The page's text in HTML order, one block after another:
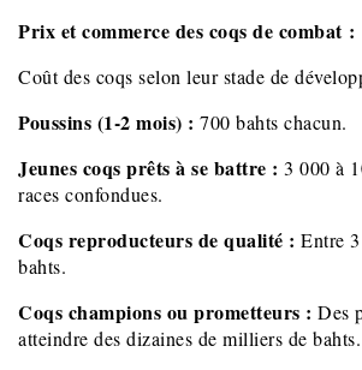
Prix et commerce des coqs de combat :
Coût des coqs selon leur stade de
Poussins (1-2 mois) : 700 bahts chacun.
Jeunes coqs prêts à se battre : 3 000 à
races confondues.
Coqs reproducteurs de qualité : Entre
bahts.
Coqs champions ou prometteurs : Des
atteindre des dizaines de milliers de bahts.